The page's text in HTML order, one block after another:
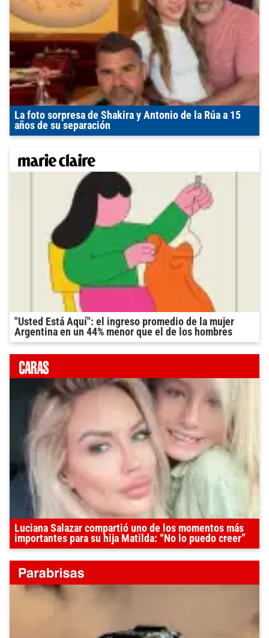
La foto sorpresa de Shakira y Antonio de la Rúa a 15
años de su separación
"Usted Está Aquí": el ingreso promedio de la mujer
Argentina en un 44% menor que el de los hombres
Luciana Salazar compartió uno de los momentos más
importantes para su hija Matilda: “No lo puedo creer”